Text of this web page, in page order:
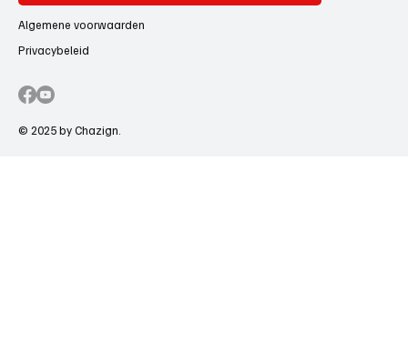
Algemene voorwaarden
Privacybeleid
© 2025 by Chazign.